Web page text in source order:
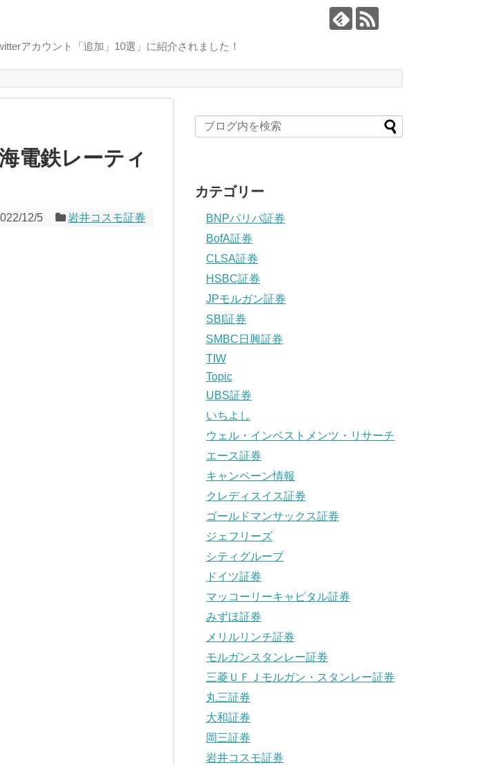
アカウント「追加」10選」に紹介されました！
電鉄レーティ
12/5 岩井コスモ証券
カテゴリー
BNPパリバ証券
BofA証券
CLSA証券
HSBC証券
JPモルガン証券
SBI証券
SMBC日興証券
TIW
Topic
UBS証券
いちよし
ウェル・インベストメンツ・リサーチ
エース証券
キャンペーン情報
クレディスイス証券
ゴールドマンサックス証券
ジェフリーズ
シティグループ
ドイツ証券
マッコーリーキャピタル証券
みずほ証券
メリルリンチ証券
モルガンスタンレー証券
三菱ＵＦＪモルガン・スタンレー証券
丸三証券
大和証券
岡三証券
岩井コスモ証券